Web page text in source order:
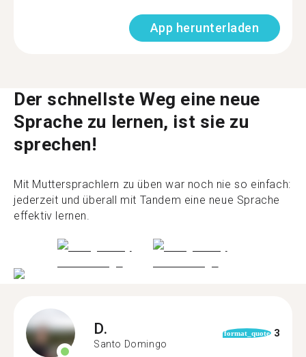
App herunterladen
Der schnellste Weg eine neue
Sprache zu lernen, ist sie zu
sprechen!
Mit Muttersprachlern zu üben war noch nie so einfach:
jederzeit und überall mit Tandem eine neue Sprache
effektiv lernen.
D.
Santo Domingo
format_quote 3